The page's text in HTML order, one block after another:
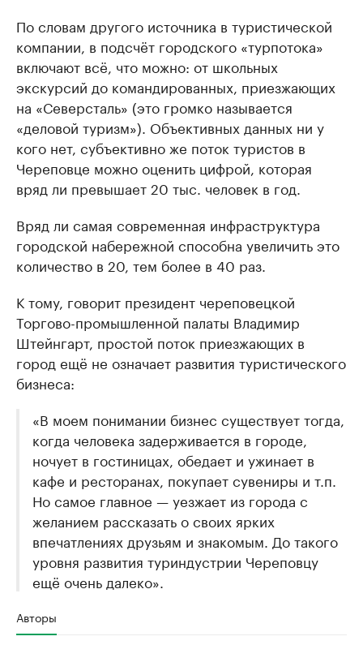
По словам другого источника в туристической
компании, в подсчёт городского «турпотока»
включают всё, что можно: от школьных
экскурсий до командированных, приезжающих
на «Северсталь» (это громко называется
«деловой туризм»). Объективных данных ни у
кого нет, субъективно же поток туристов в
Череповце можно оценить цифрой, которая
вряд ли превышает 20 тыс. человек в год.
Вряд ли самая современная инфраструктура
городской набережной способна увеличить это
количество в 20, тем более в 40 раз.
К тому, говорит президент череповецкой
Торгово-промышленной палаты Владимир
Штейнгарт, простой поток приезжающих в
город ещё не означает развития туристического
бизнеса:
«В моем понимании бизнес существует тогда,
когда человека задерживается в городе,
ночует в гостиницах, обедает и ужинает в
кафе и ресторанах, покупает сувениры и т.п.
Но самое главное — уезжает из города с
желанием рассказать о своих ярких
впечатлениях друзьям и знакомым. До такого
уровня развития туриндустрии Череповцу
ещё очень далеко».
Авторы